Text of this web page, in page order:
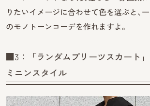
りたいイメージに合わせて色を選ぶと、
のモノトーンコーデを作れますよ。
■3：「ランダムプリーツスカート
ミニンスタイル